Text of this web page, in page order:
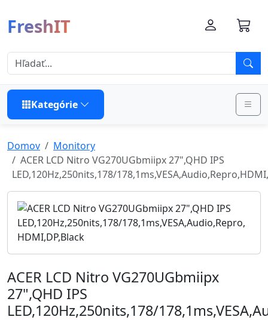
FreshIT
Kategórie
Domov
Monitory
ACER LCD Nitro VG270UGbmiipx 27",QHD IPS
LED,120Hz,250nits,178/
ACER LCD Nitro VG270UGbmiipx
27",QHD IPS
LED,120Hz,250nits,178/